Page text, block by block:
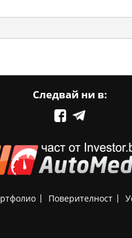
Следвай ни в:
Поверителност